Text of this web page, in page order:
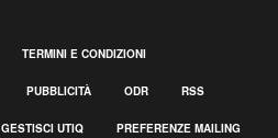
TERMINI E CONDIZIONI
PUBBLICITÀ ODR RSS
GESTISCI UTIQ PREFERENZE MAILING